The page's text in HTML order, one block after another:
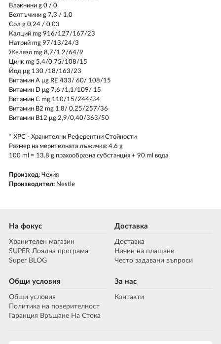
Влакнини g 0 / 0
Белтъчини g 7,3 / 1,0
Сол g 0,24 / 0,03
Калций mg 916/127/167/23
Натрий mg 97/13/24/3
Желязо mg 8,7/1,2/64/9
Цинк mg 5,4/0,75/108/15
Йод μg 130 /18/163/23
Витамин А μg RE 433/ 60/ 108/15
Витамин D μg 7,6 /1,1/109/ 15
Витамин C mg 110/15/244/34
Витамин B2 mg 1,8/ 0,25/257/36
Витамин В12 μg 2,9/0,40/363/50
* ХРС - Хранителни Референтни Стойности
Размер на мерителната лъжичка: 4.6 g
100 ml = 13.8 g прахообразна субстанция + 90 ml вода
Произход:Чехия
Производител:Nestle
На фокус
Хранителен магазин
SUPER Лоялна програма
Super BLOG
Доставка
Доставка
Начин на плащане
Често задавани въпроси
Общи условия
Общи условия
Политика на поверителност
Гаранция Връщане На Стока
За нас
Контакти